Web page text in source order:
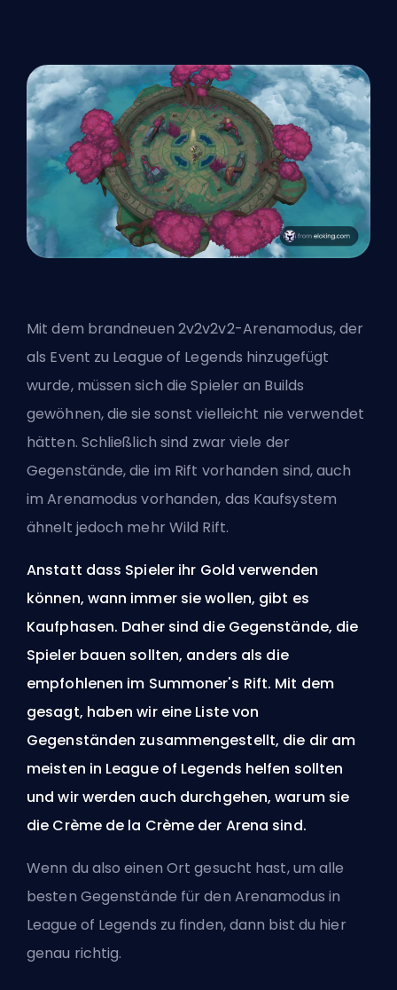
Mit dem brandneuen 2v2v2v2-Arenamodus, der
als Event zu League of Legends hinzugefügt
wurde, müssen sich die Spieler an Builds
gewöhnen, die sie sonst vielleicht nie verwendet
hätten. Schließlich sind zwar viele der
Gegenstände, die im Rift vorhanden sind, auch
im Arenamodus vorhanden, das Kaufsystem
ähnelt jedoch mehr Wild Rift.
Anstatt dass Spieler ihr Gold verwenden
können, wann immer sie wollen, gibt es
Kaufphasen. Daher sind die Gegenstände, die
Spieler bauen sollten, anders als die
empfohlenen im Summoner's Rift. Mit dem
gesagt, haben wir eine Liste von
Gegenständen zusammengestellt, die dir am
meisten in League of Legends helfen sollten
und wir werden auch durchgehen, warum sie
die Crème de la Crème der Arena sind.
Wenn du also einen Ort gesucht hast, um alle
besten Gegenstände für den Arenamodus in
League of Legends zu finden, dann bist du hier
genau richtig.